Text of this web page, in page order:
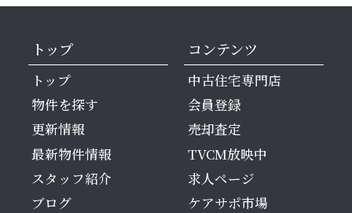
トップ
トップ
物件を探す
更新情報
最新物件情報
スタッフ紹介
ブログ
コンテンツ
中古住宅専門店
会員登録
売却査定
TVCM放映中
求人ページ
ケアサポ市場